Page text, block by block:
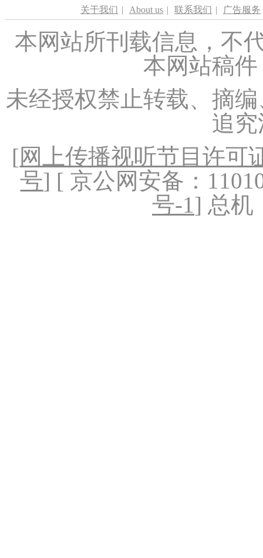
关于我们 | About us | 联系我们 | 广告服务
本网站所刊载信息，不
本网站稿
未经授权禁止转载、摘
追
[网上传播视听节目许可
号] [ 京公网安备：
号-1] 总机